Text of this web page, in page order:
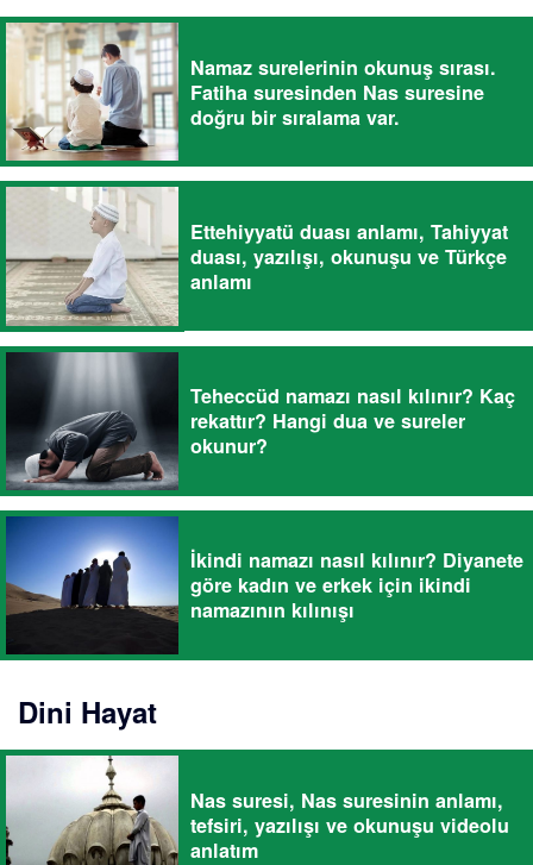
Namaz surelerinin okunuş sırası.
Fatiha suresinden Nas suresine
doğru bir sıralama var.
Ettehiyyatü duası anlamı, Tahiyyat
duası, yazılışı, okunuşu ve Türkçe
anlamı
Teheccüd namazı nasıl kılınır? Kaç
rekattır? Hangi dua ve sureler
okunur?
İkindi namazı nasıl kılınır? Diyanete
göre kadın ve erkek için ikindi
namazının kılınışı
Dini Hayat
Nas suresi, Nas suresinin anlamı,
tefsiri, yazılışı ve okunuşu videolu
anlatım